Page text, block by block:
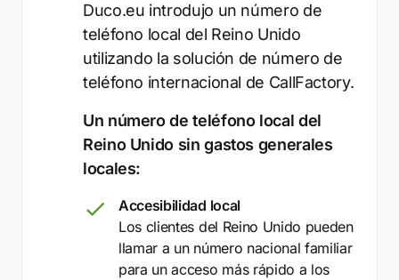
Duco.eu introdujo un número de
teléfono local del Reino Unido
utilizando la solución de número de
teléfono internacional de CallFactory.
Un número de teléfono local del
Reino Unido sin gastos generales
locales:
Accesibilidad local
Los clientes del Reino Unido pueden
llamar a un número nacional familiar
para un acceso más rápido a los